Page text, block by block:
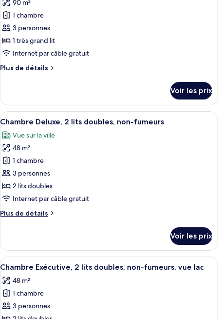
non-
fumeurs
très
grand
lit,
non-
fumeurs
photos
pour
ce
type
de
chambre :
Suite
très
grand
lit,
non-
fumeurs,
vue
lac
90 m²
1 chambre
3 personnes
1 très grand lit
Internet par câble gratuit
Plus de détails
Plus
le
type
de
Suite
Exécutive,
très
grand
lit,
non-
fumeurs,
lac
Voir les prix
Afficher
toutes
les
photos
pour
ce
type
de
chambre :
Chambre
lits
doubles,
non-
fumeurs
Une chambre d’hôtel moderne
6
Chambre Deluxe, 2 lits doubles, non-fumeurs
Vue sur la ville
48 m²
1 chambre
3 personnes
2 lits doubles
Internet par câble gratuit
Plus de détails
Plus
le
type
de
Chambre
Deluxe,
lits
Voir les prix
Afficher
toutes
les
photos
pour
Une chambre d’hôtel moderne
10
Chambre Exécutive, 2 lits doubles, non-fumeurs, vue lac
48 m²
1 chambre
3 personnes